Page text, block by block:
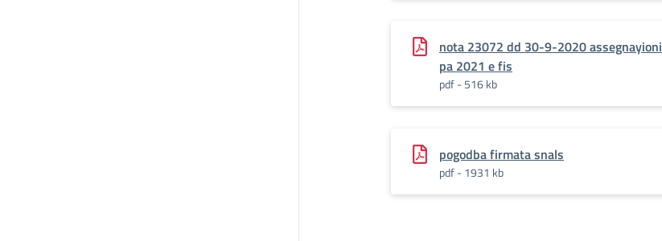
nota 23072 dd 30-9-2020 assegnayioni
pa 2021 e fis
pdf - 516 kb
pogodba firmata snals
pdf - 1931 kb